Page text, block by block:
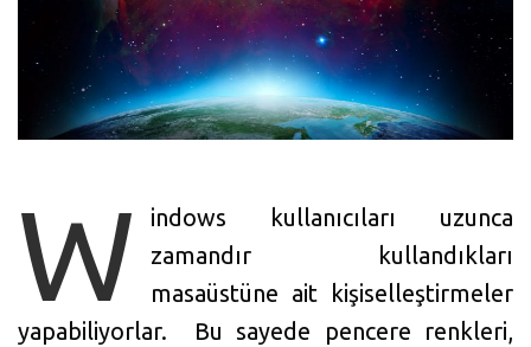
W
indows kullanıcıları uzunca
zamandır kullandıkları
masaüstüne ait kişiselleştirmeler
yapabiliyorlar. Bu sayede pencere renkleri,